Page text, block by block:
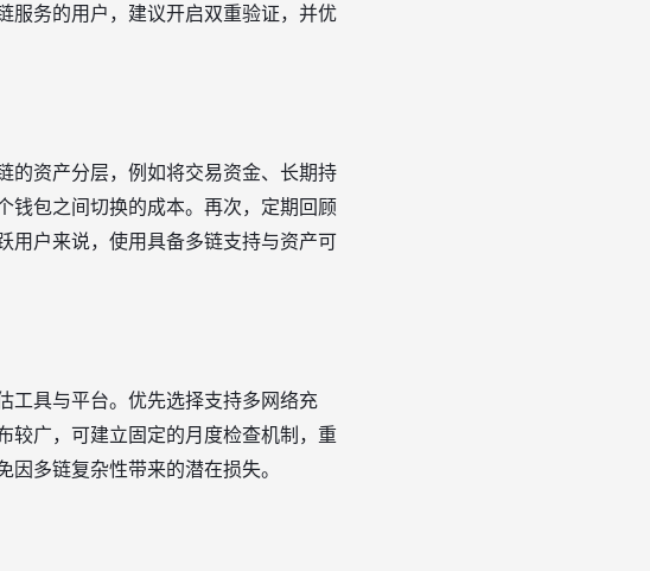
服务的用户，建议开启双重验证，并优
的资产分层，例如将交易资金、长期持
钱包之间切换的成本。再次，定期回顾
用户来说，使用具备多链支持与资产可
工具与平台。优先选择支持多网络充
较广，可建立固定的月度检查机制，重
多链复杂性带来的潜在损失。